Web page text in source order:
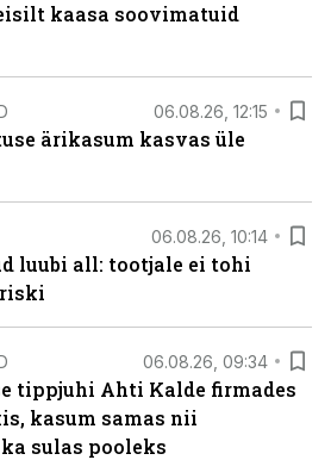
kaasa soovimatuid
06.08.26, 12:15
ärikasum kasvas üle
06.08.26, 10:14
luubi all: tootjale ei tohi
06.08.26, 09:34
tippjuhi Ahti Kalde firmades
kasum samas nii
sulas pooleks